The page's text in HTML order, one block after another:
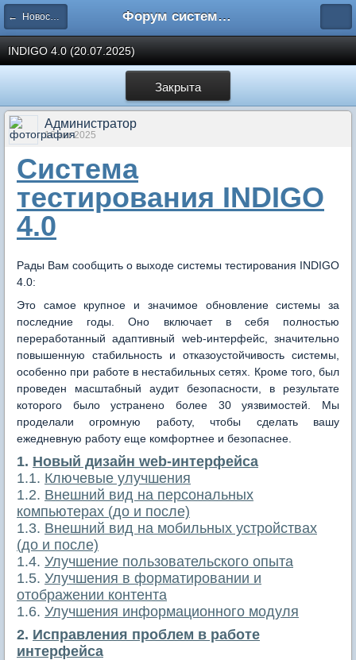
← Новости и анонсы новых версий Форум системы тестирования INDIGO
INDIGO 4.0 (20.07.2025)
Закрыта
Администратор
16 авг 2025
Система
тестирования INDIGO
4.0
Рады Вам сообщить о выходе системы тестирования INDIGO
4.0:
Это самое крупное и значимое обновление системы за
последние годы. Оно включает в себя полностью
переработанный адаптивный web-интерфейс, значительно
повышенную стабильность и отказоустойчивость системы,
особенно при работе в нестабильных сетях. Кроме того, был
проведен масштабный аудит безопасности, в результате
которого было устранено более 30 уязвимостей. Мы
проделали огромную работу, чтобы сделать вашу
ежедневную работу еще комфортнее и безопаснее.
1. Новый дизайн web-интерфейса
1.1. Ключевые улучшения
1.2. Внешний вид на персональных
компьютерах (до и после)
1.3. Внешний вид на мобильных устройствах
(до и после)
1.4. Улучшение пользовательского опыта
1.5. Улучшения в форматировании и
отображении контента
1.6. Улучшения информационного модуля
2. Исправления проблем в работе
интерфейса